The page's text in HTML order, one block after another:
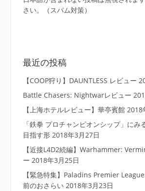
さい。（スパム対策）
最近の投稿
【COOP狩り】DAUNTLESS レビュー
Battle Chasers: Nightwarレビュー
【上海ホテルレビュー】華亭賓館 2018
「鉄拳 プロチャンピオンシップ」に
目指す形 2018年3月27日
【近接L4D2続編】Warhammer:
ー 2018年3月25日
【緊急特集】Paladins Premier
前のおさらい 2018年3月23日